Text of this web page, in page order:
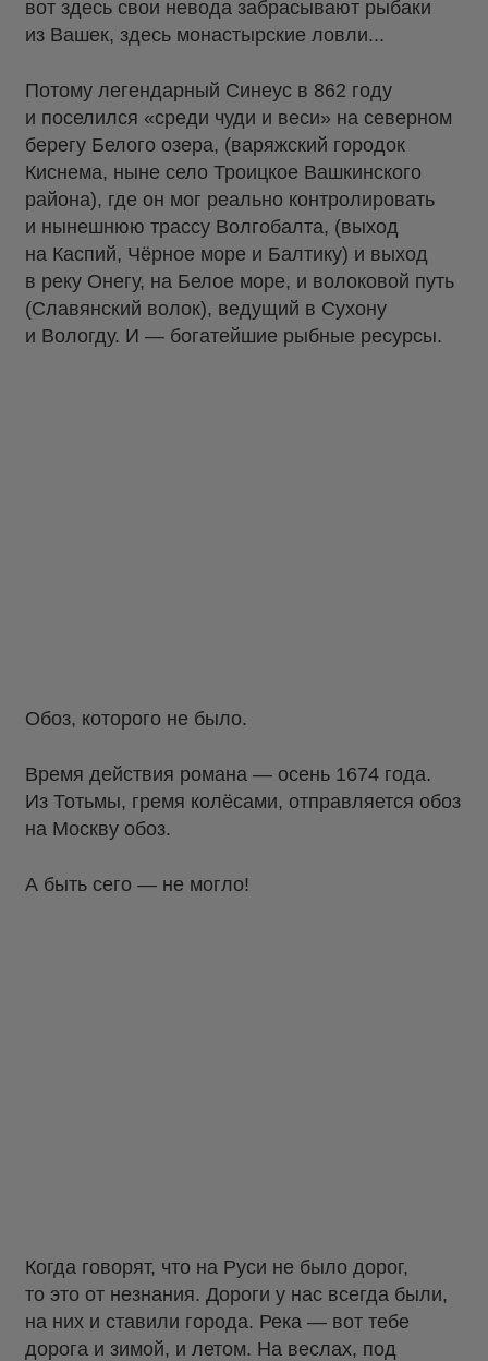
вот здесь свои невода забрасывают рыбаки
из Вашек, здесь монастырские ловли...
Потому легендарный Синеус в 862 году
и поселился «среди чуди и веси» на северном
берегу Белого озера, (варяжский городок
Киснема, ныне село Троицкое Вашкинского
района), где он мог реально контролировать
и нынешнюю трассу Волгобалта, (выход
на Каспий, Чёрное море и Балтику) и выход
в реку Онегу, на Белое море, и волоковой путь
(Славянский волок), ведущий в Сухону
и Вологду. И — богатейшие рыбные ресурсы.
Обоз, которого не было.
Время действия романа — осень 1674 года.
Из Тотьмы, гремя колёсами, отправляется обоз
на Москву обоз.
А быть сего — не могло!
Когда говорят, что на Руси не было дорог,
то это от незнания. Дороги у нас всегда были,
на них и ставили города. Река — вот тебе
дорога и зимой, и летом. На веслах, под